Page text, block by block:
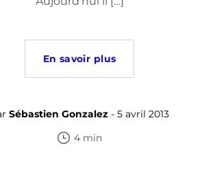
En savoir plus
Sébastien Gonzalez - 5 avril 2013
4 min